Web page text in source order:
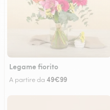
Legame fiorito
A partire da 49€99